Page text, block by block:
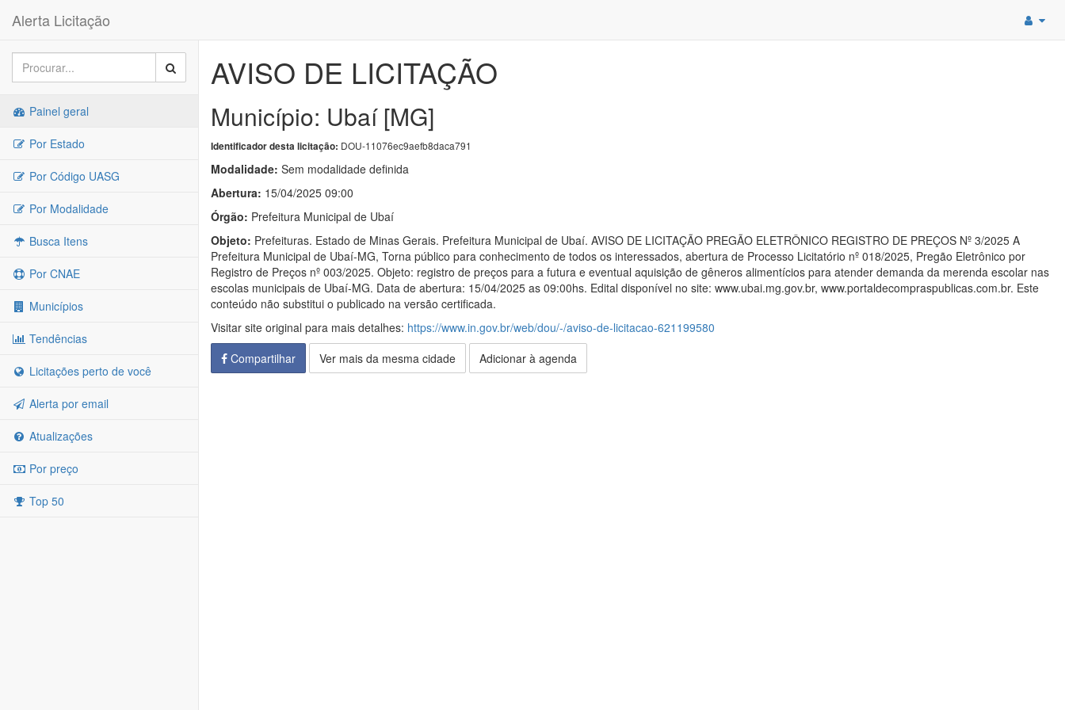
Alerta Licitação
Painel geral
Por Estado
Por Código UASG
Por Modalidade
Busca Itens
Por CNAE
Municípios
Tendências
Licitações perto de você
Alerta por email
Atualizações
Por preço
Top 50
AVISO DE LICITAÇÃO
Município: Ubaí [MG]
Identificador desta licitação: DOU-11076ec9aefb8daca791
Modalidade: Sem modalidade definida
Abertura: 15/04/2025 09:00
Órgão: Prefeitura Municipal de Ubaí
Objeto: Prefeituras. Estado de Minas Gerais. Prefeitura Municipal de Ubaí. AVISO DE LICITAÇÃO PREGÃO ELETRÔNICO REGISTRO DE PREÇOS Nº 3/2025 A
Prefeitura Municipal de Ubaí-MG, Torna público para conhecimento de todos os interessados, abertura de Processo Licitatório nº 018/2025, Pregão Eletrônico por
Registro de Preços nº 003/2025. Objeto: registro de preços para a futura e eventual aquisição de gêneros alimentícios para atender demanda da merenda escolar nas
escolas municipais de Ubaí-MG. Data de abertura: 15/04/2025 as 09:00hs. Edital disponível no site: www.ubai.mg.gov.br, www.portaldecompraspublicas.com.br. Este
conteúdo não substitui o publicado na versão certificada.
Visitar site original para mais detalhes: https://www.in.gov.br/web/dou/-/aviso-de-licitacao-621199580
Compartilhar
Ver mais da mesma cidade Adicionar à agenda